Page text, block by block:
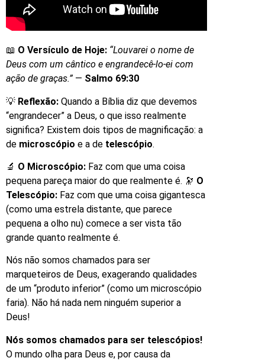
📖 O Versículo de Hoje: “Louvarei o nome de
Deus com um cântico e engrandecê-lo-ei com
ação de graças.”— Salmo 69:30
💡 Reflexão: Quando a Bíblia diz que devemos
“engrandecer” a Deus, o que isso realmente
significa? Existem dois tipos de magnificação: a
de microscópio e a de telescópio.
🔬 O Microscópio: Faz com que uma coisa
pequena pareça maior do que realmente é. 🔭 O
Telescópio: Faz com que uma coisa gigantesca
(como uma estrela distante, que parece
pequena a olho nu) comece a ser vista tão
grande quanto realmente é.
Nós não somos chamados para ser
marqueteiros de Deus, exagerando qualidades
de um “produto inferior” (como um microscópio
faria). Não há nada nem ninguém superior a
Deus!
Nós somos chamados para ser telescópios!
O mundo olha para Deus e, por causa da